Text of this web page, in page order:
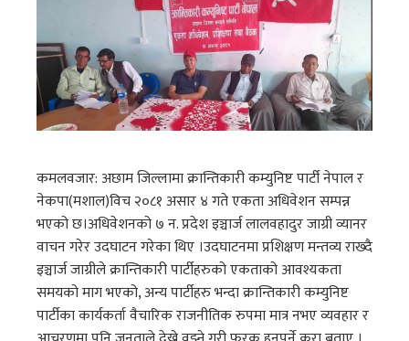
कमलवजार: अछाम जिल्लामा क्रान्तिकारी कम्युनिष्ट पार्टी नेपाल र
नेकपा(मशाल)विच २०८१ असार ४ गते एकता अधिवेशन सम्पन्न
भएको छ।अधिवेशनको ७ न. प्रदेश इञ्चार्ज लालवहादुर जाग्री व्यानर
वाचन गरेर उदघाटन गरेका थिए ।उदघाटनमा प्रशिक्षण मन्तव्य राख्दै
इञ्चार्ज जाग्रीले क्रान्तिकारी पार्टीहरुको एकताको आवश्यकता
समयको माग भएको, अन्य पार्टीहरु भन्दा क्रान्तिकारी कम्युनिष्ट
पार्टीका कार्यकर्ता वैचारिक राजनीतिक रुपमा मात्र नभए व्यवहार र